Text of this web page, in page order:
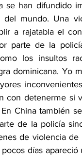
se han difundido
del mundo. Una
a rajatabla el
parte de la
los insultos
dominicana. Yo
con detenerme
China también
de la policía
de violencia
días